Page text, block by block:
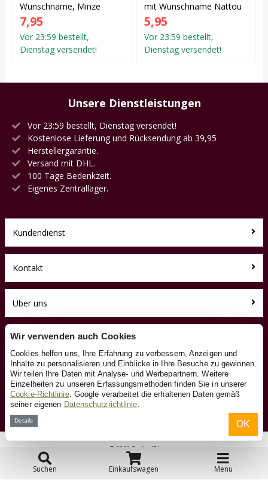
Suchen Einkaufswagen Menu
Wunschname, Minze
7,95
Vor 23:59 bestellt,
Dienstag versendet!
mit Wunschname Nattou
5,95
Vor 23:59 bestellt,
Dienstag versendet!
Unsere Dienstleistungen
Vor 23:59 bestellt, Dienstag versendet!
Kostenlose Lieferung und Rücksendung ab 39,95
Herstellergarantie.
Versand mit DHL.
100 Tage Bedenkzeit.
Eigenes Zentrallager.
Kundendienst
Kontakt
Über uns
Toyfan BV
SchaukelpferdXL.de
Klosterstiege 50
48599 Gronau
Tel.: 0031-541-228002
Facebook
Instagram
© 2026 Toyfan BV
Allgemeine Geschäftsbedingungen
Haftungsausschluss Datenschutz Cookies
Wir verwenden auch Cookies
Cookies helfen uns, Ihre Erfahrung zu verbessern, Anzeigen und
Inhalte zu personalisieren und Einblicke in Ihre Besuche zu gewinnen.
Wir teilen Ihre Daten mit Analyse- und Werbepartnern. Weitere
Einzelheiten zu unseren Erfassungsmethoden finden Sie in unserer
Cookie-Richtlinie. Google verarbeitet die erhaltenen Daten gemäß
seiner eigenen Datenschutzrichtlinie
Details OK